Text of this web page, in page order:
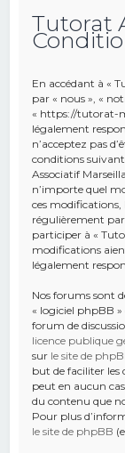
Tutorat
En accédant à «
par « nous », «
« https://tutorat-
légalement
n’acceptez pas
conditions
Associatif
n’importe quel
ces modifications,
régulièrement
participer à «
modifications
légalement
Nos forums sont
« logiciel phpBB
forum de
licence publique
sur le site de
but de faciliter
peut en aucun
du contenu que
Pour plus
le site de phpBB